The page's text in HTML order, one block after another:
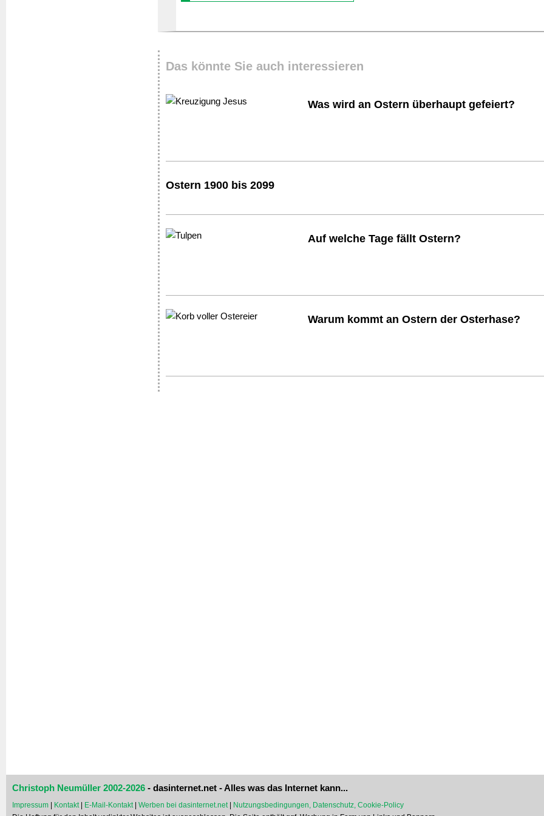
Das könnte Sie auch interessieren
Was wird an Ostern überhaupt gefeiert?
Ostern 1900 bis 2099
Auf welche Tage fällt Ostern?
Warum kommt an Ostern der Osterhase?
Christoph Neumüller 2002-2026 - dasinternet.net - Alles was das Internet kann...
Impressum | Kontakt | E-Mail-Kontakt | Werben bei dasinternet.net | Nutzungsbedingungen, Datenschutz, Cookie-Policy